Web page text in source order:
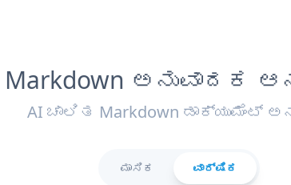
Markdown ಅನುವಾದಕ
AI ಚಾಲಿತ Markdown ಡಾಕ್ಯುಮೆಂಟ್
ಮಾಸಿಕ ವಾರ್ಷಿಕ